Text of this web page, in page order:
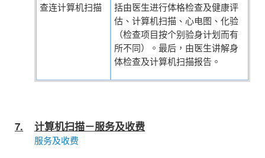
查连计算机扫描
括由医生进行体格检查及健康评
估、计算机扫描、心电图、化验
（检查项目按个别验身计划而有
所不同）。最后，由医生讲解身
体检查及计算机扫描报告。
7. 计算机扫描－服务及收费
服务及收费